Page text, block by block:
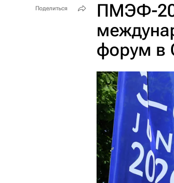
ПМЭФ-
форум в
Поделиться